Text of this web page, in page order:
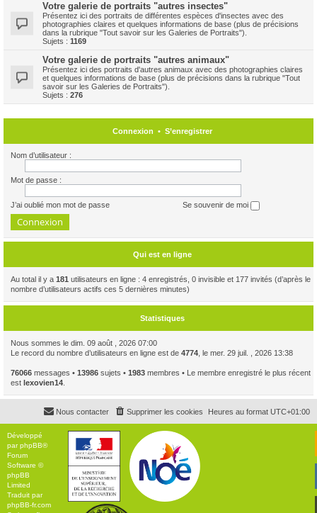
Votre galerie de portraits "autres insectes"
Présentez ici des portraits de différentes espèces d'insectes avec des
photographies claires et quelques informations de base (plus de précisions
dans la rubrique "Tout savoir sur les Galeries de Portraits").
Sujets : 1169
Votre galerie de portraits "autres animaux"
Présentez ici des portraits d'autres animaux avec des photographies claires
et quelques informations de base (plus de précisions dans la rubrique "Tout
savoir sur les Galeries de Portraits").
Sujets : 276
Connexion • S’enregistrer
Nom d’utilisateur :
Mot de passe :
J’ai oublié mon mot de passe Se souvenir de moi
Qui est en ligne
Au total il y a 181 utilisateurs en ligne : 4 enregistrés, 0 invisible et 177 invités (d’après le
nombre d’utilisateurs actifs ces 5 dernières minutes)
Statistiques
Nous sommes le dim. 09 août , 2026 07:00
Le record du nombre d’utilisateurs en ligne est de 4774 , le mer. 29 juil. , 2026 13:38
76066 messages • 13986 sujets • 1983 membres • Le membre enregistré le plus récent
est lexovien14
Heures au format UTC+01:00
Supprimer les cookies
Nous contacter
Développé
parphpBB®
Forum
Software ©
phpBB
Limited
Traduit par
phpBB-fr.com